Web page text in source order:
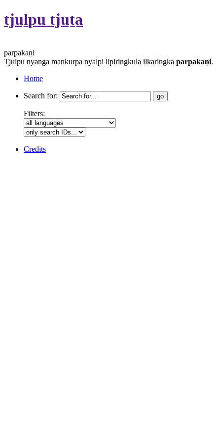
tjuḻpu tjuṯa
parpakaṉi
Tjuḻpu nyanga mankurpa nyaḻpi lipiringkula ilkaṟingka parpakaṉi.
Home
Search for:
Filters:
Credits